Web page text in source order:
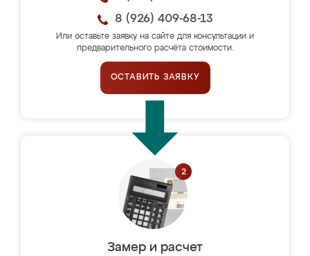
8 (926) 409-68-13
Или оставьте заявку на сайте для консультации и
предварительного расчёта стоимости.
ОСТАВИТЬ ЗАЯВКУ
Замер и расчет